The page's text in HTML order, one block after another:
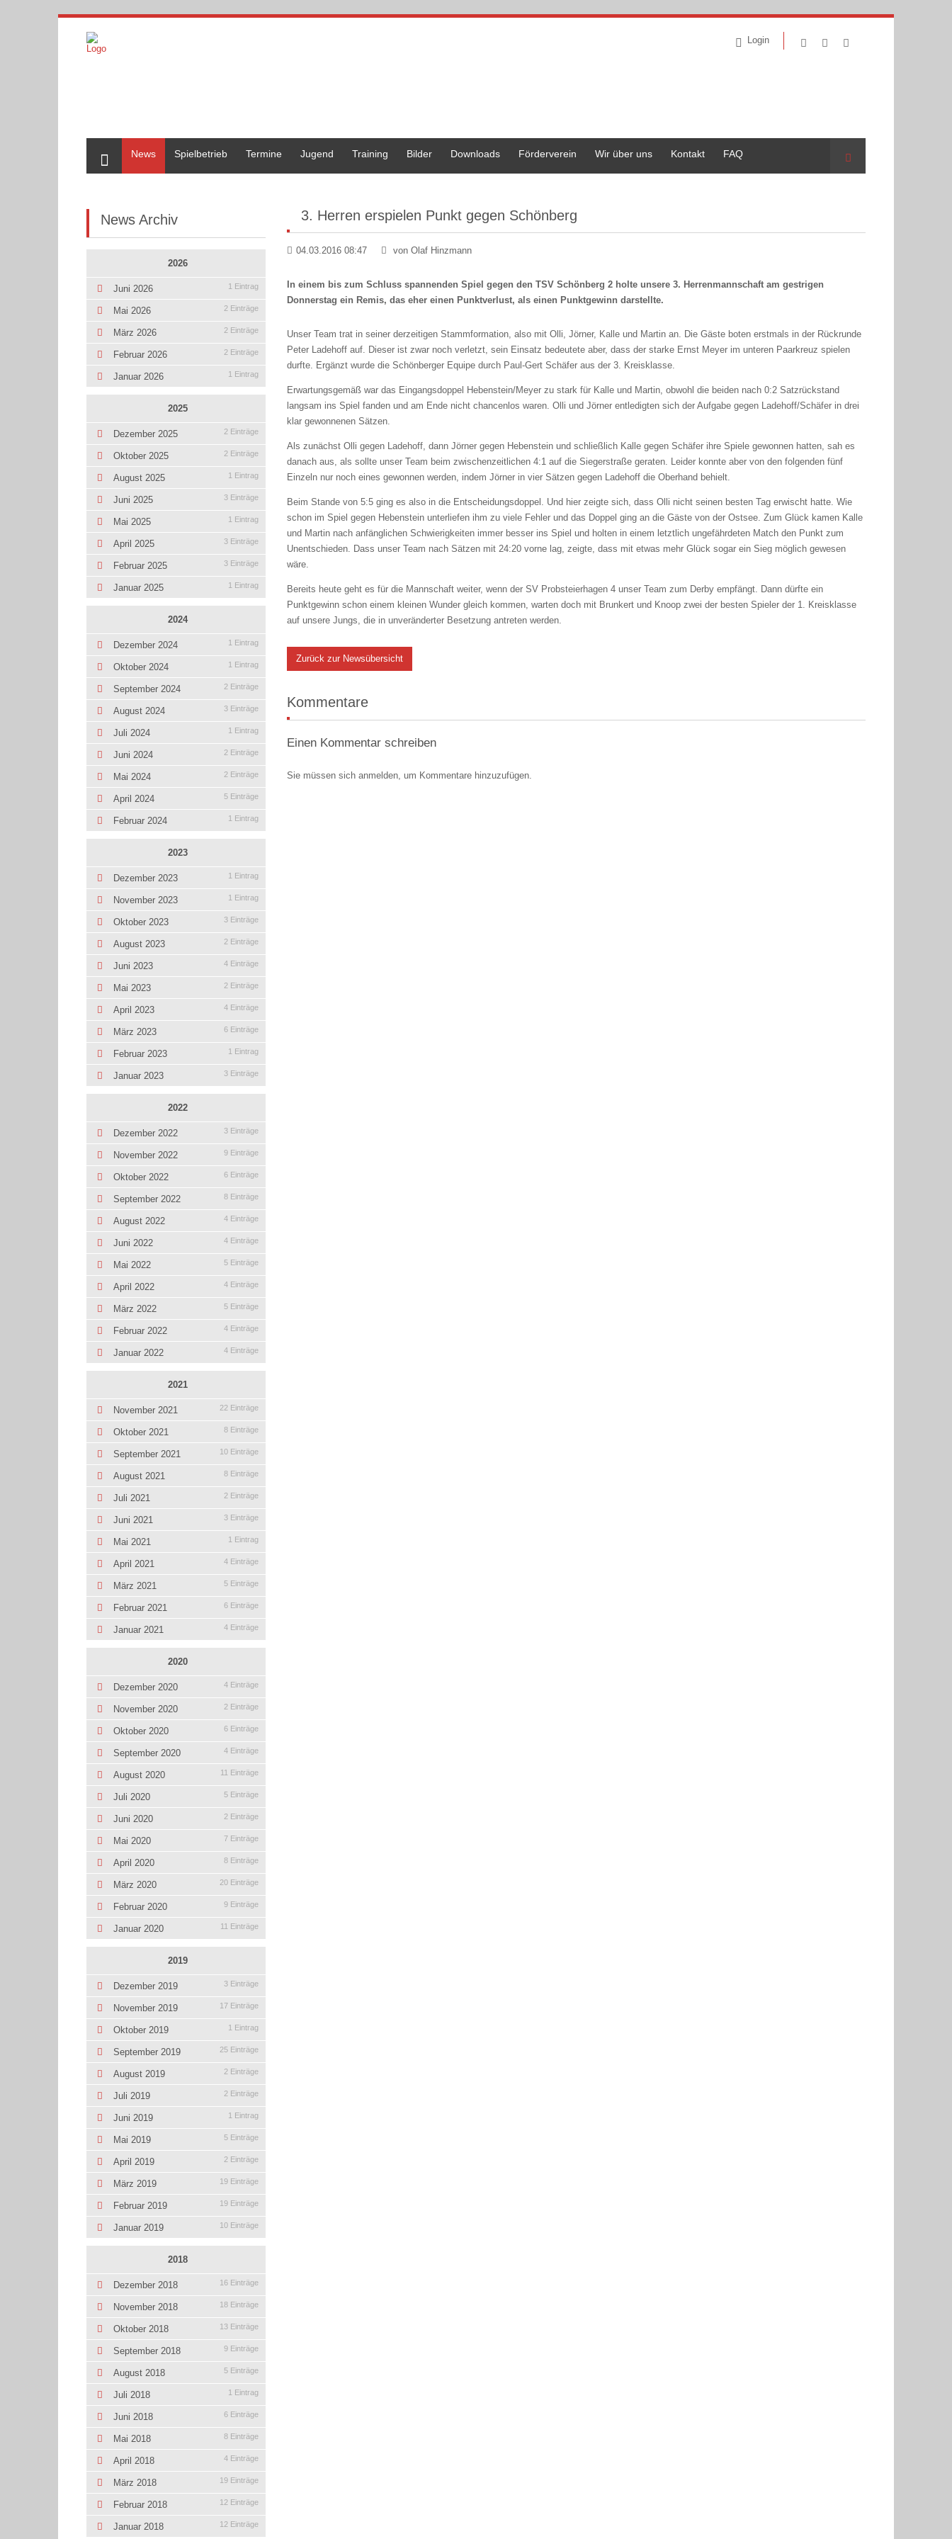
Login
News
Spielbetrieb Termine Jugend Training Bilder Downloads Förderverein Wir über uns Kontakt FAQ Suche
3. Herren erspielen Punkt gegen Schönberg
04.03.2016 08:47 von Olaf Hinzmann
In einem bis zum Schluss spannenden Spiel gegen den TSV Schönberg 2 holte unsere 3. Herrenmannschaft am gestrigen
Donnerstag ein Remis, das eher einen Punktverlust, als einen Punktgewinn darstellte.
Unser Team trat in seiner derzeitigen Stammformation, also mit Olli, Jörner, Kalle und Martin an. Die Gäste boten erstmals in der Rückrunde
Peter Ladehoff auf. Dieser ist zwar noch verletzt, sein Einsatz bedeutete aber, dass der starke Ernst Meyer im unteren Paarkreuz spielen
durfte. Ergänzt wurde die Schönberger Equipe durch Paul-Gert Schäfer aus der 3. Kreisklasse.
Erwartungsgemäß war das Eingangsdoppel Hebenstein/Meyer zu stark für Kalle und Martin, obwohl die beiden nach 0:2 Satzrückstand
langsam ins Spiel fanden und am Ende nicht chancenlos waren. Olli und Jörner entledigten sich der Aufgabe gegen Ladehoff/Schäfer in drei
klar gewonnenen Sätzen.
Als zunächst Olli gegen Ladehoff, dann Jörner gegen Hebenstein und schließlich Kalle gegen Schäfer ihre Spiele gewonnen hatten, sah es
danach aus, als sollte unser Team beim zwischenzeitlichen 4:1 auf die Siegerstraße geraten. Leider konnte aber von den folgenden fünf
Einzeln nur noch eines gewonnen werden, indem Jörner in vier Sätzen gegen Ladehoff die Oberhand behielt.
Beim Stande von 5:5 ging es also in die Entscheidungsdoppel. Und hier zeigte sich, dass Olli nicht seinen besten Tag erwischt hatte. Wie
schon im Spiel gegen Hebenstein unterliefen ihm zu viele Fehler und das Doppel ging an die Gäste von der Ostsee. Zum Glück kamen Kalle
und Martin nach anfänglichen Schwierigkeiten immer besser ins Spiel und holten in einem letztlich ungefährdeten Match den Punkt zum
Unentschieden. Dass unser Team nach Sätzen mit 24:20 vorne lag, zeigte, dass mit etwas mehr Glück sogar ein Sieg möglich gewesen
wäre.
Bereits heute geht es für die Mannschaft weiter, wenn der SV Probsteierhagen 4 unser Team zum Derby empfängt. Dann dürfte ein
Punktgewinn schon einem kleinen Wunder gleich kommen, warten doch mit Brunkert und Knoop zwei der besten Spieler der 1. Kreisklasse
auf unsere Jungs, die in unveränderter Besetzung antreten werden.
Zurück zur Newsübersicht
Kommentare
Einen Kommentar schreiben
Sie müssen sich anmelden, um Kommentare hinzuzufügen.
News Archiv
2026
Juni 2026 1 Eintrag
Mai 2026 2 Einträge
März 2026 2 Einträge
Februar 2026 2 Einträge
Januar 2026 1 Eintrag
2025
Dezember 2025 2 Einträge
Oktober 2025 2 Einträge
August 2025 1 Eintrag
Juni 2025 3 Einträge
Mai 2025 1 Eintrag
April 2025 3 Einträge
Februar 2025 3 Einträge
Januar 2025 1 Eintrag
2024
Dezember 2024 1 Eintrag
Oktober 2024 1 Eintrag
September 2024 2 Einträge
August 2024 3 Einträge
Juli 2024 1 Eintrag
Juni 2024 2 Einträge
Mai 2024 2 Einträge
April 2024 5 Einträge
Februar 2024 1 Eintrag
2023
Dezember 2023 1 Eintrag
November 2023 1 Eintrag
Oktober 2023 3 Einträge
August 2023 2 Einträge
Juni 2023 4 Einträge
Mai 2023 2 Einträge
April 2023 4 Einträge
März 2023 6 Einträge
Februar 2023 1 Eintrag
Januar 2023 3 Einträge
2022
Dezember 2022 3 Einträge
November 2022 9 Einträge
Oktober 2022 6 Einträge
September 2022 8 Einträge
August 2022 4 Einträge
Juni 2022 4 Einträge
Mai 2022 5 Einträge
April 2022 4 Einträge
März 2022 5 Einträge
Februar 2022 4 Einträge
Januar 2022 4 Einträge
2021
November 2021 22 Einträge
Oktober 2021 8 Einträge
September 2021 10 Einträge
August 2021 8 Einträge
Juli 2021 2 Einträge
Juni 2021 3 Einträge
Mai 2021 1 Eintrag
April 2021 4 Einträge
März 2021 5 Einträge
Februar 2021 6 Einträge
Januar 2021 4 Einträge
2020
Dezember 2020 4 Einträge
November 2020 2 Einträge
Oktober 2020 6 Einträge
September 2020 4 Einträge
August 2020 11 Einträge
Juli 2020 5 Einträge
Juni 2020 2 Einträge
Mai 2020 7 Einträge
April 2020 8 Einträge
März 2020 20 Einträge
Februar 2020 9 Einträge
Januar 2020 11 Einträge
2019
Dezember 2019 3 Einträge
November 2019 17 Einträge
Oktober 2019 1 Eintrag
September 2019 25 Einträge
August 2019 2 Einträge
Juli 2019 2 Einträge
Juni 2019 1 Eintrag
Mai 2019 5 Einträge
April 2019 2 Einträge
März 2019 19 Einträge
Februar 2019 19 Einträge
Januar 2019 10 Einträge
2018
Dezember 2018 16 Einträge
November 2018 18 Einträge
Oktober 2018 13 Einträge
September 2018 9 Einträge
August 2018 5 Einträge
Juli 2018 1 Eintrag
Juni 2018 6 Einträge
Mai 2018 8 Einträge
April 2018 4 Einträge
März 2018 19 Einträge
Februar 2018 12 Einträge
Januar 2018 12 Einträge